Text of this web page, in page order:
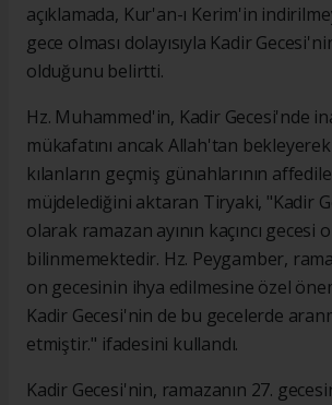
açıklamada, Kur'an-ı Kerim'in
gece olması dolayısıyla Kadir
olduğunu belirtti.
Hz. Muhammed'in, Kadir Gecesi'nde
mükafatını ancak Allah'tan
kılanların geçmiş günahlarının
müjdelediğini aktaran Tiryaki, "Kadir
olarak ramazan ayının kaçıncı gecesi
bilinmemektedir. Hz. Peygamber,
on gecesinin ihya edilmesine özel
Kadir Gecesi'nin de bu gecelerde
etmiştir." ifadesini kullandı.
Kadir Gecesi'nin, ramazanın 27.